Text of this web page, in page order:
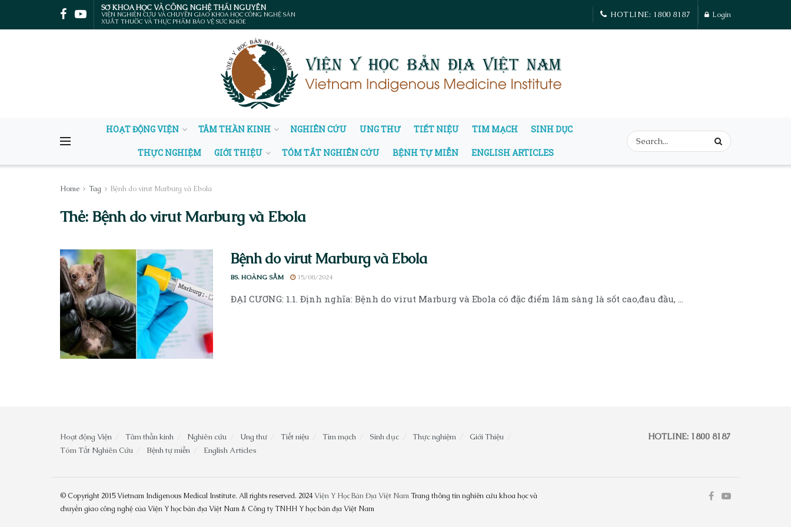
SỞ KHOA HỌC VÀ CÔNG NGHỆ THÁI NGUYÊN
VIỆN NGHIÊN CỨU VÀ CHUYỂN GIAO KHOA HỌC CÔNG NGHỆ SẢN
XUẤT THUỐC VÀ THỰC PHẨM BẢO VỆ SỨC KHỎE
HOTLINE: 1800 8187 Login
HOẠT ĐỘNG VIỆN TÂM THẦN KINH NGHIÊN CỨU UNG THƯ TIẾT NIỆU TIM MẠCH SINH DỤC
THỰC NGHIỆM GIỚI THIỆU TÓM TẮT NGHIÊN CỨU BỆNH TỰ MIỄN ENGLISH ARTICLES
Home Tag Bệnh do virut Marburg và Ebola
Thẻ: Bệnh do virut Marburg và Ebola
Bệnh do virut Marburg và Ebola
BS. HOÀNG SẦM 15/08/2024
ĐẠI CƯƠNG: 1.1. Định nghĩa: Bệnh do virut Marburg và Ebola có đặc điểm lâm sàng là sốt cao,đau đầu, ...
Hoạt động Viện Tâm thần kinh Nghiên cứu Ung thư Tiết niệu Tim mạch Sinh dục Thực nghiệm
Giới Thiệu
Tóm Tắt Nghiên Cứu
Bệnh tự miễn English Articles
HOTLINE: 1800 8187
© Copyright 2015 Vietnam Indigenous Medical Institute. All rights reserved. 2024Viện Y Học Bản Địa Việt NamTrang thông tin nghiên cứu khoa học và
chuyển giao công nghệ của Viện Y học bản địa Việt Nam & Công ty TNHH Y học bản địa Việt Nam